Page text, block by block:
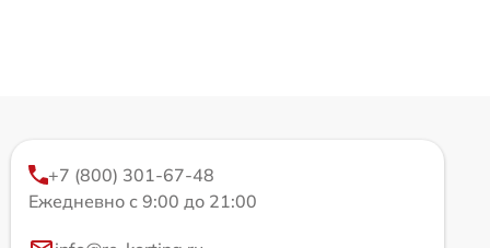
+7 (800) 301-67-48
Ежедневно с 9:00 до 21:00